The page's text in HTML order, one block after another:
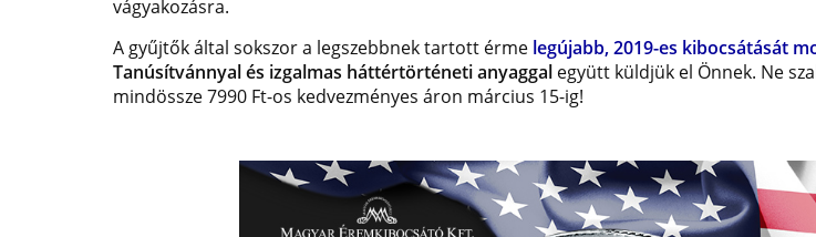
vágyakozásra.
A gyűjtők által sokszor a legszebbnek tartott érme legújabb, 2019-es kibocsátását
Tanúsítvánnyal és izgalmas háttértörténeti anyaggal együtt küldjük el Önnek. Ne
mindössze 7990 Ft-os kedvezményes áron március 15-ig!